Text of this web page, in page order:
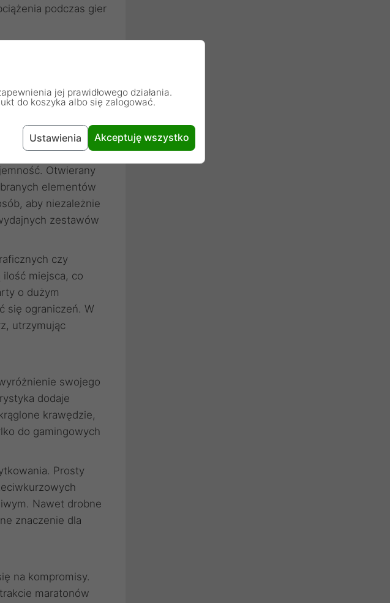
podczas gier
wymuszają obieg
uporczywego
pozwala
Bez
szumie
Otwierany
elementów
aby niezależnie
zestawów
czy
ilość miejsca, co
o dużym
się ograniczeń. W
utrzymując
swojego
dodaje
krawędzie,
do gamingowych
Prosty
Nawet drobne
znaczenie dla
na kompromisy.
maratonów
jej prawidłowego działania.
do koszyka albo się zalogować.
Ustawienia Akceptuję wszystko